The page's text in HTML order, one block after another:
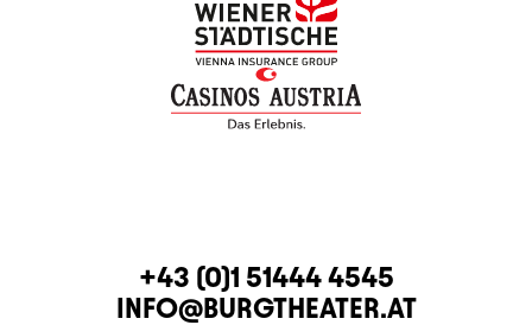
KONTAKTTELEFON
+43 (0)1 51444 4545
E-MAIL
INFO@BURGTHEATER.AT